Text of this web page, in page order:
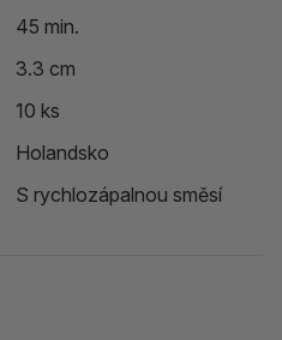
45 min.
3.3 cm
10 ks
Holandsko
S rychlozápalnou směsí